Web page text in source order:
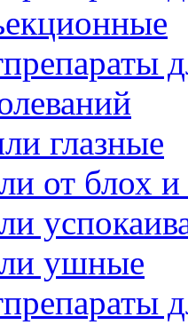
глазные
от блох
ушные